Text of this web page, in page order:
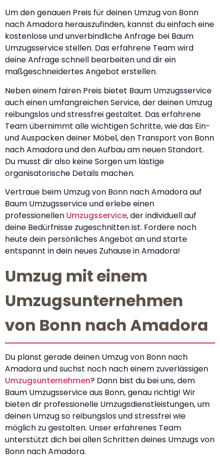
Um den genauen Preis für deinen Umzug von Bonn
nach Amadora herauszufinden, kannst du einfach eine
kostenlose und unverbindliche Anfrage bei Baum
Umzugsservice stellen. Das erfahrene Team wird
deine Anfrage schnell bearbeiten und dir ein
maßgeschneidertes Angebot erstellen.
Neben einem fairen Preis bietet Baum Umzugsservice
auch einen umfangreichen Service, der deinen Umzug
reibungslos und stressfrei gestaltet. Das erfahrene
Team übernimmt alle wichtigen Schritte, wie das Ein-
und Auspacken deiner Möbel, den Transport von Bonn
nach Amadora und den Aufbau am neuen Standort.
Du musst dir also keine Sorgen um lästige
organisatorische Details machen.
Vertraue beim Umzug von Bonn nach Amadora auf
Baum Umzugsservice und erlebe einen
professionellen Umzugsservice, der individuell auf
deine Bedürfnisse zugeschnitten ist. Fordere noch
heute dein persönliches Angebot an und starte
entspannt in dein neues Zuhause in Amadora!
Umzug mit einem
Umzugsunternehmen
von Bonn nach Amadora
Du planst gerade deinen Umzug von Bonn nach
Amadora und suchst noch nach einem zuverlässigen
Umzugsunternehmen? Dann bist du bei uns, dem
Baum Umzugsservice aus Bonn, genau richtig! Wir
bieten dir professionelle Umzugsdienstleistungen, um
deinen Umzug so reibungslos und stressfrei wie
möglich zu gestalten. Unser erfahrenes Team
unterstützt dich bei allen Schritten deines Umzugs von
Bonn nach Amadora.